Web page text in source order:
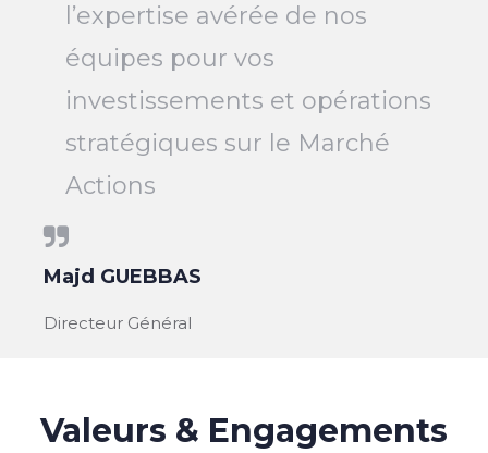
l’expertise avérée de nos
équipes pour vos
investissements et opérations
stratégiques sur le Marché
Actions
Majd GUEBBAS
Directeur Général
Valeurs & Engagements